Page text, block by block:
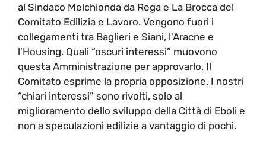
al Sindaco Melchionda da Rega e La Brocca del
Comitato Edilizia e Lavoro. Vengono fuori i
collegamenti tra Baglieri e Siani, l'Aracne e
l'Housing. Quali “oscuri interessi” muovono
questa Amministrazione per approvarlo. Il
Comitato esprime la propria opposizione. I nostri
“chiari interessi” sono rivolti, solo al
miglioramento dello sviluppo della Città di Eboli e
non a speculazioni edilizie a vantaggio di pochi.